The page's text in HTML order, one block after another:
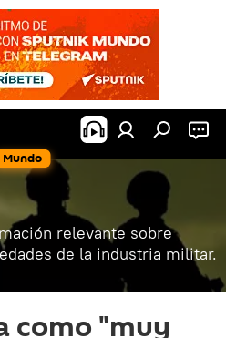
Mundo
relevante sobre
de la industria militar.
como "muy